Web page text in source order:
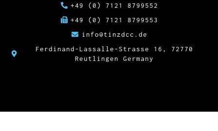
+49 (0) 7121 8799552
+49 (0) 7121 8799553
info@tinzdcc.de
Ferdinand-Lassalle-Strasse 16, 72770
Reutlingen Germany